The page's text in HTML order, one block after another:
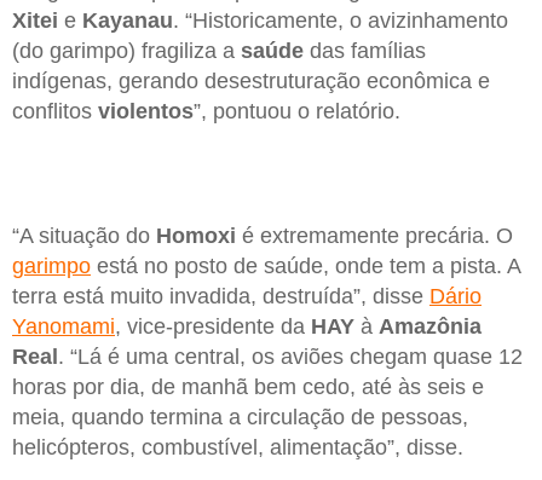
Xitei e Kayanau. “Historicamente, o avizinhamento
(do garimpo) fragiliza a saúde das famílias
indígenas, gerando desestruturação econômica e
conflitos violentos”, pontuou o relatório.
“A situação do Homoxi é extremamente precária. O
garimpo está no posto de saúde, onde tem a pista. A
terra está muito invadida, destruída”, disse Dário
Yanomami, vice-presidente da HAY à Amazônia
Real . “Lá é uma central, os aviões chegam quase 12
horas por dia, de manhã bem cedo, até às seis e
meia, quando termina a circulação de pessoas,
helicópteros, combustível, alimentação”, disse.